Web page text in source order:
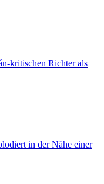
kritischen Richter als
in der Nähe einer